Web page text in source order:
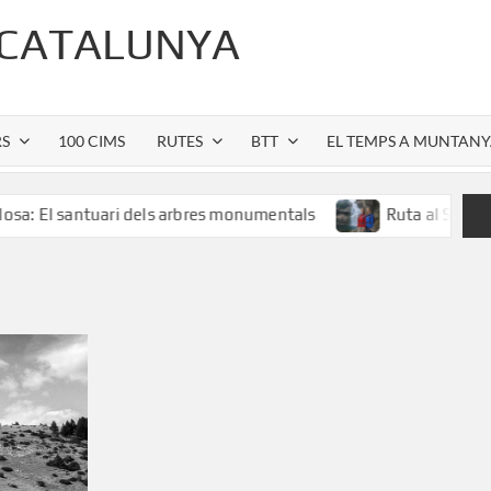
100 CIMS RUTES BTT EL TEMPS A
dels arbres monumentals Ruta al Salt de Sallent: